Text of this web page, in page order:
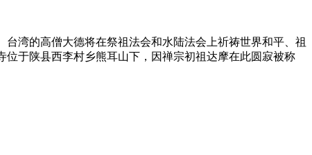
湾的高僧大德将在祭祖法会和水陆法会上祈祷世界和平、祖
于陕县西李村乡熊耳山下，因禅宗初祖达摩在此圆寂被称